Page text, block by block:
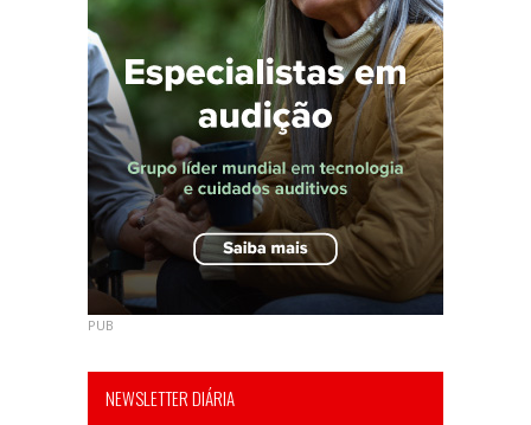
PUB
NEWSLETTER DIÁRIA